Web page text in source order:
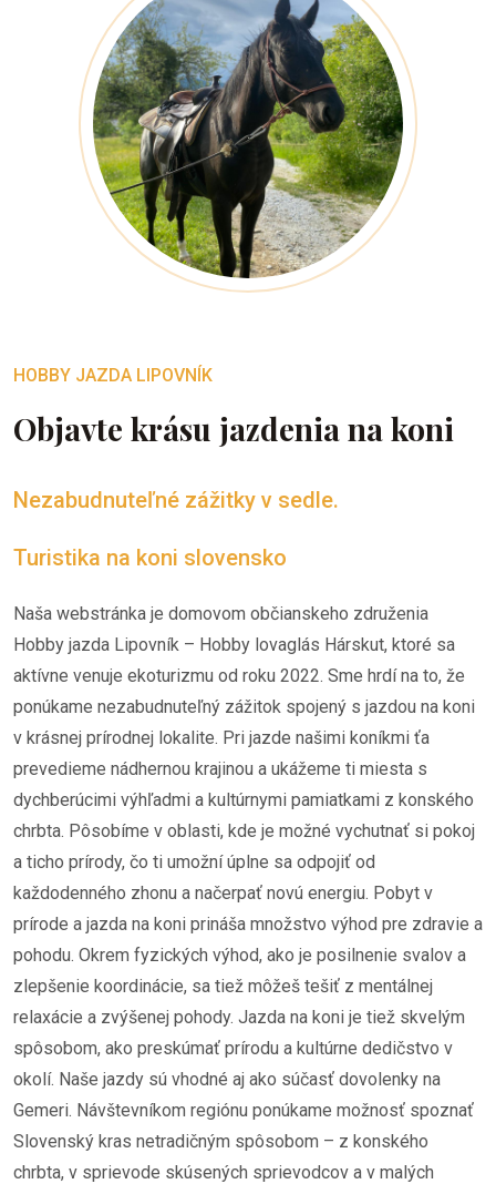
HOBBY JAZDA LIPOVNÍK
Objavte krásu jazdenia na koni
Nezabudnuteľné zážitky v sedle.
Turistika na koni slovensko
Naša webstránka je domovom občianskeho združenia
Hobby jazda Lipovník – Hobby lovaglás Hárskut, ktoré sa
aktívne venuje ekoturizmu od roku 2022. Sme hrdí na to, že
ponúkame nezabudnuteľný zážitok spojený s jazdou na koni
v krásnej prírodnej lokalite. Pri jazde našimi koníkmi ťa
prevedieme nádhernou krajinou a ukážeme ti miesta s
dychberúcimi výhľadmi a kultúrnymi pamiatkami z konského
chrbta. Pôsobíme v oblasti, kde je možné vychutnať si pokoj
a ticho prírody, čo ti umožní úplne sa odpojiť od
každodenného zhonu a načerpať novú energiu. Pobyt v
prírode a jazda na koni prináša množstvo výhod pre zdravie a
pohodu. Okrem fyzických výhod, ako je posilnenie svalov a
zlepšenie koordinácie, sa tiež môžeš tešiť z mentálnej
relaxácie a zvýšenej pohody. Jazda na koni je tiež skvelým
spôsobom, ako preskúmať prírodu a kultúrne dedičstvo v
okolí. Naše jazdy sú vhodné aj ako súčasť dovolenky na
Gemeri. Návštevníkom regiónu ponúkame možnosť spoznať
Slovenský kras netradičným spôsobom – z konského
chrbta, v sprievode skúsených sprievodcov a v malých